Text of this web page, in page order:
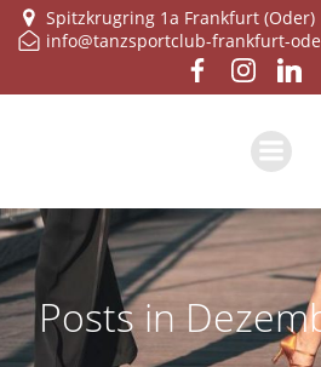
Zum
Inhalt
Spitzkrugring 1a Frankfurt (Oder)
info@tanzsportclub-frankfurt-
Posts in